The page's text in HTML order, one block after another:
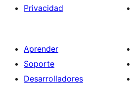
Privacidad
Aprender
Soporte
Desarrolladores